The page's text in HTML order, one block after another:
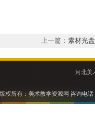
上一篇： 素材光
河北美
版权所有：美术教学资源网 咨询电话